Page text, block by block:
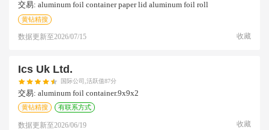
交易: aluminum foil container paper lid aluminum foil roll
黄钻精搜
数据更新至2026/07/15 收藏
Ics Uk Ltd.
国际公司,活跃值87分
交易: aluminum foil container.9x9x2
黄钻精搜 有联系方式
数据更新至2026/06/19 收藏